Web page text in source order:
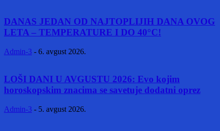
DANAS JEDAN OD NAJTOPLIJIH DANA OVOG
LETA – TEMPERATURE I DO 40°C!
Admin-3 - 6. avgust 2026.
LOŠI DANI U AVGUSTU 2026: Evo kojim
horoskopskim znacima se savetuje dodatni oprez
Admin-3 - 5. avgust 2026.